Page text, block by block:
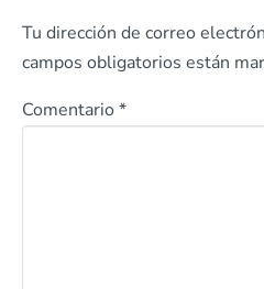
Tu dirección de correo
campos obligatorios están
Comentario *